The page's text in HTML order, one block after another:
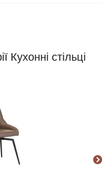
Кухонні стільці